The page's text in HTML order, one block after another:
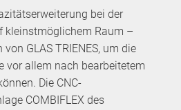
bei der
kleinstmöglichem Raum –
GLAS TRIENES, um die
vor allem nach bearbeitetem
Die CNC-
COMBIFLEX des